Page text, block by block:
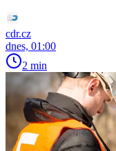
cdr.cz
dnes, 01:00
2 min